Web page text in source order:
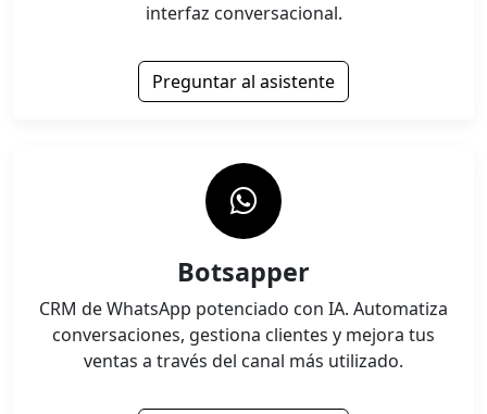
interfaz conversacional.
Preguntar al asistente
Botsapper
CRM de WhatsApp potenciado con IA. Automatiza
conversaciones, gestiona clientes y mejora tus
ventas a través del canal más utilizado.